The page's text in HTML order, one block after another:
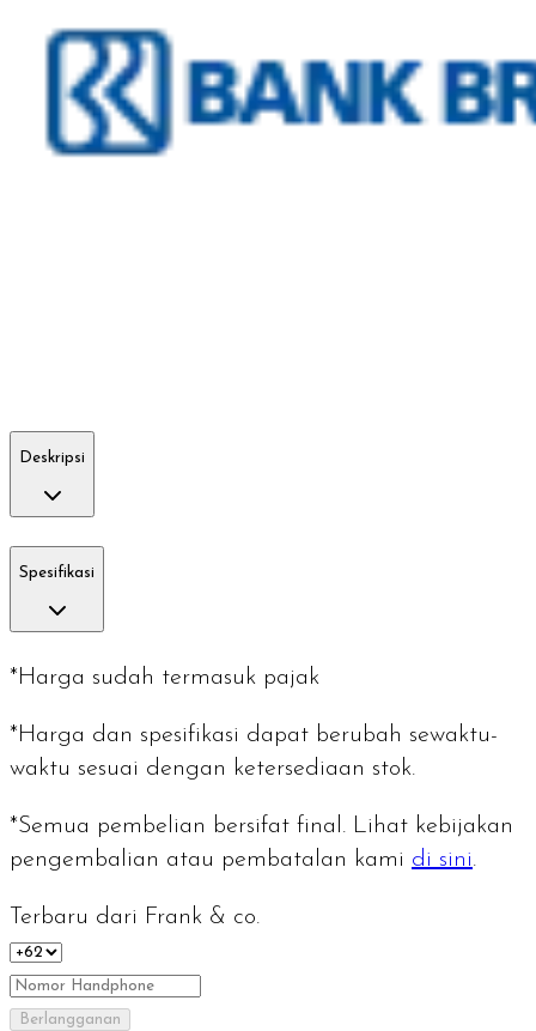
Deskripsi
Spesifikasi
*Harga sudah termasuk pajak
*Harga dan spesifikasi dapat berubah sewaktu-
waktu sesuai dengan ketersediaan stok.
*Semua pembelian bersifat final. Lihat kebijakan
pengembalian atau pembatalan kami di sini.
Terbaru dari Frank & co.
Berlangganan